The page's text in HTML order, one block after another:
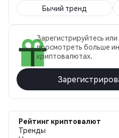
Бычий тренд
Зарегистрируйтесь
просмотреть больше
криптовалютах.
Рейтинг криптовалют
Тренды